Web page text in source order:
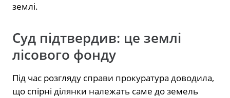
землі.
Суд підтвердив: це землі
лісового фонду
Під час розгляду справи прокуратура доводила,
що спірні ділянки належать саме до земель